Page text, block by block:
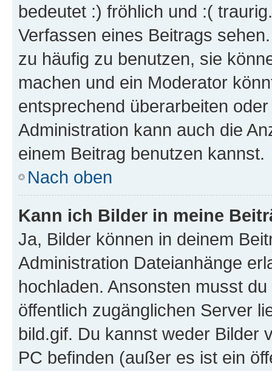
bedeutet :) fröhlich und :(
Verfassen eines Beitrags
zu häufig zu benutzen, sie
machen und ein Moderator
entsprechend überarbeiten
Administration kann auch die
einem Beitrag benutzen kannst.
Nach oben
Kann ich Bilder in meine
Ja, Bilder können in deinem
Administration Dateianhänge
hochladen. Ansonsten musst
öffentlich zugänglichen Server
bild.gif. Du kannst weder Bilder
PC befinden (außer es ist ein